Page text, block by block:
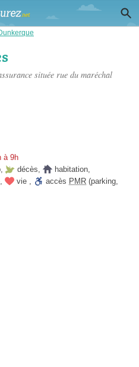
située rue du maréchal
à 9h
, décès, habitation,
, vie , accès PMR (parking,